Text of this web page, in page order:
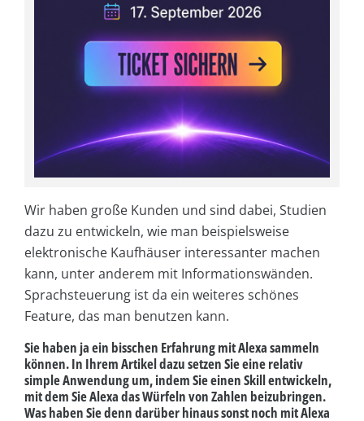
Wir haben große Kunden und sind dabei, Studien
dazu zu entwickeln, wie man beispielsweise
elektronische Kaufhäuser interessanter machen
kann, unter anderem mit Informationswänden.
Sprachsteuerung ist da ein weiteres schönes
Feature, das man benutzen kann.
Sie haben ja ein bisschen Erfahrung mit Alexa sammeln
können. In Ihrem Artikel dazu setzen Sie eine relativ
simple Anwendung um, indem Sie einen Skill entwickeln,
mit dem Sie Alexa das Würfeln von Zahlen beizubringen.
Was haben Sie denn darüber hinaus sonst noch mit Alexa